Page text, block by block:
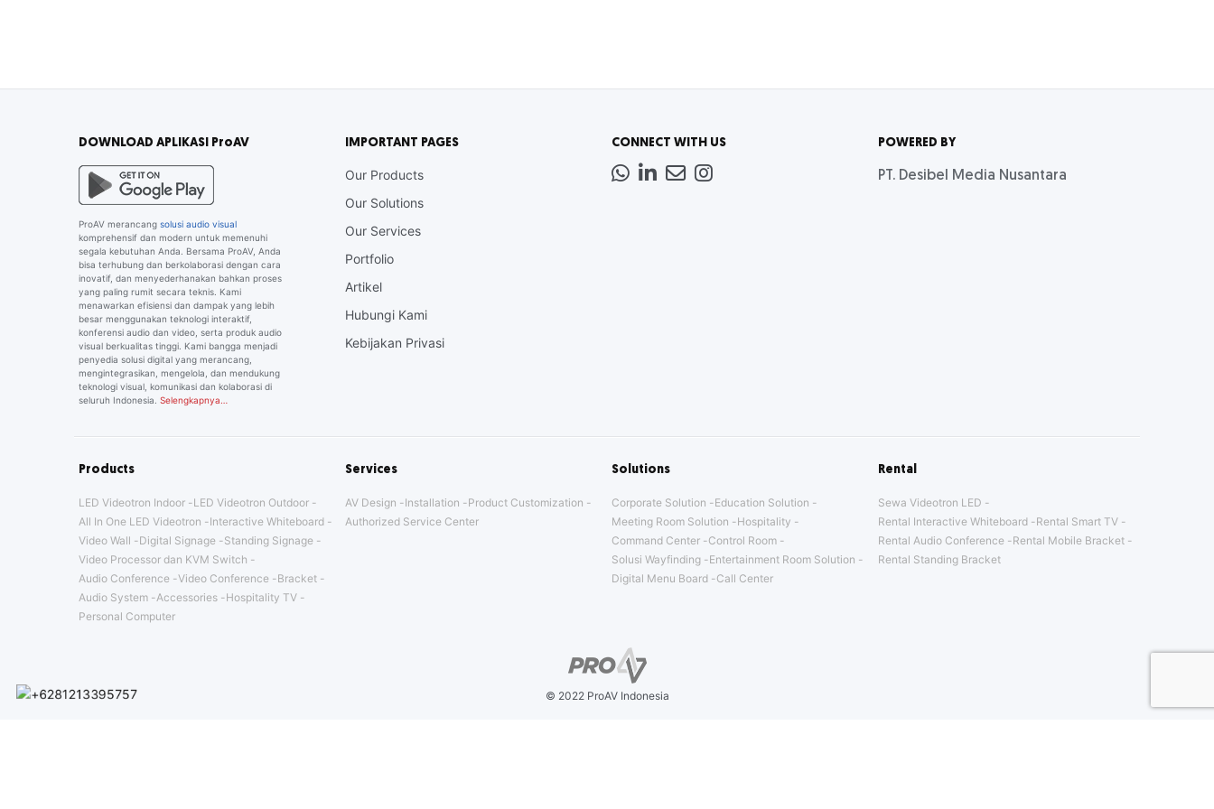
DOWNLOAD APLIKASI ProAV
ProAV merancang solusi audio visual
komprehensif dan modern untuk memenuhi
segala kebutuhan Anda. Bersama ProAV, Anda
bisa terhubung dan berkolaborasi dengan cara
inovatif, dan menyederhanakan bahkan proses
yang paling rumit secara teknis. Kami
menawarkan efisiensi dan dampak yang lebih
besar menggunakan teknologi interaktif,
konferensi audio dan video, serta produk audio
visual berkualitas tinggi. Kami bangga menjadi
penyedia solusi digital yang merancang,
mengintegrasikan, mengelola, dan mendukung
teknologi visual, komunikasi dan kolaborasi di
seluruh Indonesia. Selengkapnya…
IMPORTANT PAGES
Our Products
Our Solutions
Our Services
Portfolio
Artikel
Hubungi Kami
Kebijakan Privasi
CONNECT WITH US
Whatsapp
LinkedIn
NewsInstagram
POWERED BY
PT. Desibel Media Nusantara
Products
LED Videotron Indoor
LED Videotron Outdoor
All In One LED Videotron
Interactive Whiteboard
Video Wall
Digital Signage
Standing Signage
Video Processor dan KVM Switch
Audio Conference Video Conference
Bracket
Audio System
Accessories
Hospitality TV
Personal Computer
Services
AV Design Installation
Product Customization
Authorized Service Center
Solutions
Corporate Solution
Education Solution
Meeting Room Solution
Hospitality
Command Center
Control Room
Solusi Wayfinding
Entertainment Room Solution
Digital Menu Board
Call Center
Rental
Sewa Videotron LED
Rental Interactive Whiteboard
Rental Smart TV
Rental Audio Conference
Rental Mobile Bracket
Rental Standing Bracket
© 2022 ProAV Indonesia